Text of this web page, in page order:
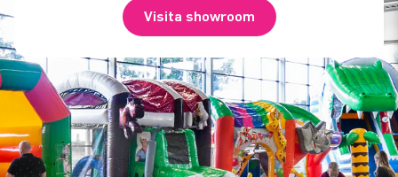
Visita showroom